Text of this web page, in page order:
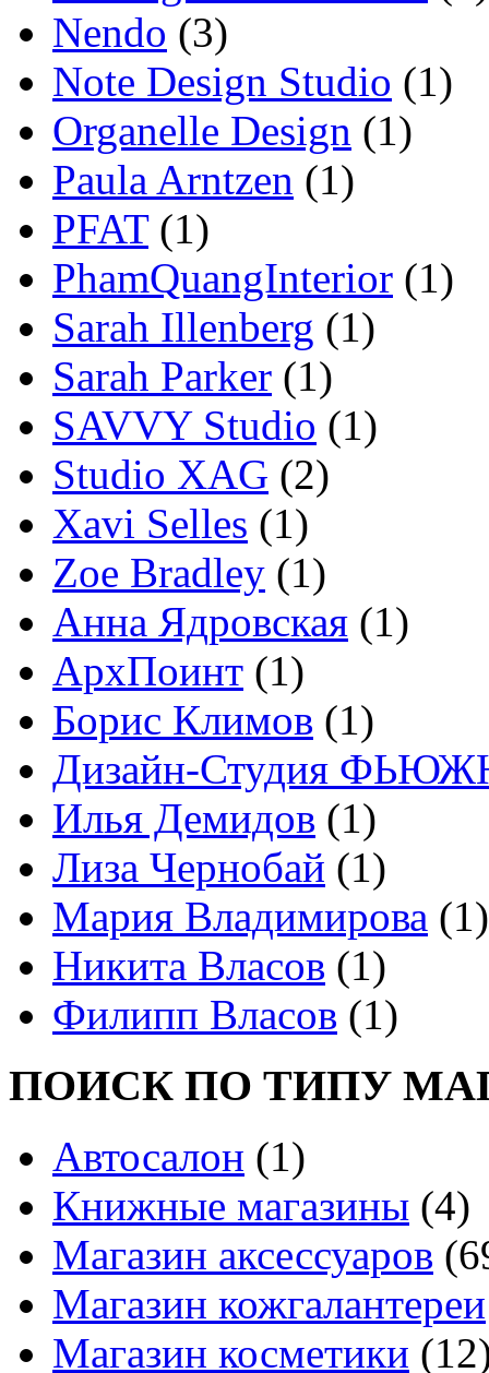
Nendo (3)
Note Design Studio (1)
Organelle Design (1)
Paula Arntzen (1)
PFAT(1)
PhamQuangInterior (1)
Sarah Illenberg (1)
Sarah Parker (1)
SAVVY Studio (1)
Studio XAG (2)
Xavi Selles (1)
Zoe Bradley (1)
Анна Ядровская (1)
АрхПоинт (1)
Борис Климов (1)
Дизайн-Студия
Илья Демидов (1)
Лиза Чернобай (1)
Мария Владимирова (1)
Никита Власов (1)
Филипп Власов (1)
ПОИСК ПО ТИПУ
Автосалон (1)
Книжные магазины (4)
Магазин аксессуаров
Магазин кожгалантереи
Магазин косметики